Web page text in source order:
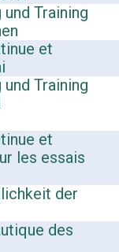
Training
et
Training
et
les essais
der
des